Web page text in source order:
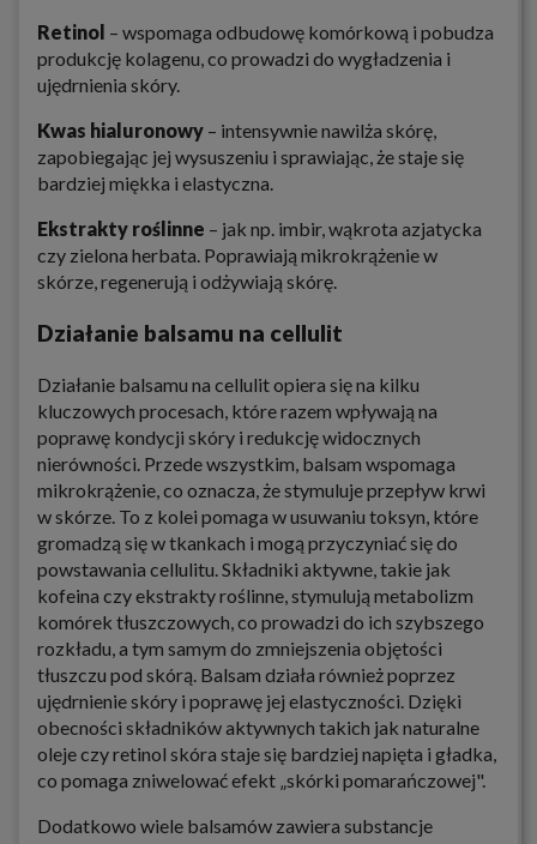
Retinol – wspomaga odbudowę komórkową i pobudza
produkcję kolagenu, co prowadzi do wygładzenia i
ujędrnienia skóry.
Kwas hialuronowy – intensywnie nawilża skórę,
zapobiegając jej wysuszeniu i sprawiając, że staje się
bardziej miękka i elastyczna.
Ekstrakty roślinne – jak np. imbir, wąkrota azjatycka
czy zielona herbata. Poprawiają mikrokrążenie w
skórze, regenerują i odżywiają skórę.
Działanie balsamu na cellulit
Działanie balsamu na cellulit opiera się na kilku
kluczowych procesach, które razem wpływają na
poprawę kondycji skóry i redukcję widocznych
nierówności. Przede wszystkim, balsam wspomaga
mikrokrążenie, co oznacza, że stymuluje przepływ krwi
w skórze. To z kolei pomaga w usuwaniu toksyn, które
gromadzą się w tkankach i mogą przyczyniać się do
powstawania cellulitu. Składniki aktywne, takie jak
kofeina czy ekstrakty roślinne, stymulują metabolizm
komórek tłuszczowych, co prowadzi do ich szybszego
rozkładu, a tym samym do zmniejszenia objętości
tłuszczu pod skórą. Balsam działa również poprzez
ujędrnienie skóry i poprawę jej elastyczności. Dzięki
obecności składników aktywnych takich jak naturalne
oleje czy retinol skóra staje się bardziej napięta i gładka,
co pomaga zniwelować efekt „skórki pomarańczowej".
Dodatkowo wiele balsamów zawiera substancje